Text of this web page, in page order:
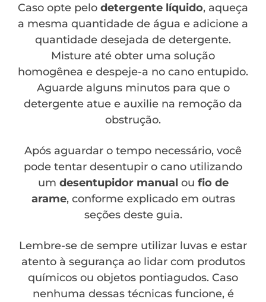
Caso opte pelo detergente líquido, aqueça
a mesma quantidade de água e adicione a
quantidade desejada de detergente.
Misture até obter uma solução
homogênea e despeje-a no cano entupido.
Aguarde alguns minutos para que o
detergente atue e auxilie na remoção da
obstrução.
Após aguardar o tempo necessário, você
pode tentar desentupir o cano utilizando
um desentupidor manual ou fio de
arame, conforme explicado em outras
seções deste guia.
Lembre-se de sempre utilizar luvas e estar
atento à segurança ao lidar com produtos
químicos ou objetos pontiagudos. Caso
nenhuma dessas técnicas funcione, é